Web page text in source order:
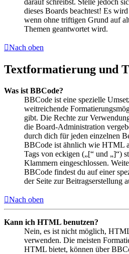
dieses Boards beachtest! Es
wenn ohne triftigen Grund auf
Themen geantwortet wird.
Nach oben
Textformatierung und
Was ist BBCode?
BBCode ist eine spezielle
weitreichende
gibt. Die Rechte zur
die Board-Administration
durch dich für jeden einzelnen
BBCode ist ähnlich wie HTML
Tags von eckigen („[“ und „]“)
Klammern eingeschlossen.
BBCode findest du auf einer
der Seite zur Beitragserstellung
Nach oben
Kann ich HTML benutzen?
Nein, es ist nicht möglich,
verwenden. Die meisten
HTML bietet, können über